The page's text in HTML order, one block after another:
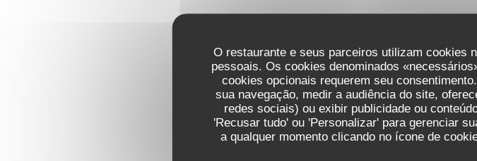
O restaurante e seus parceiros utilizam cookies
pessoais. Os cookies denominados
cookies opcionais requerem seu
sua navegação, medir a audiência do site,
redes sociais) ou exibir publicidade ou
'Recusar tudo' ou 'Personalizar' para gerenciar
a qualquer momento clicando no ícone de